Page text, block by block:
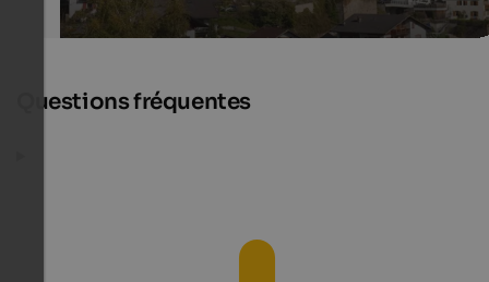
Questions fréquentes